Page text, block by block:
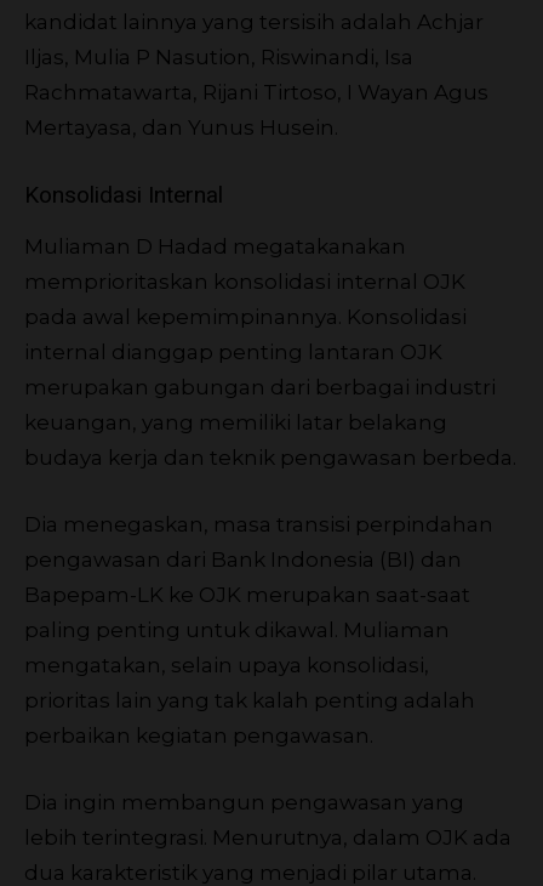
kandidat lainnya yang tersisih adalah Achjar
Iljas, Mulia P Nasution, Riswinandi, Isa
Rachmatawarta, Rijani Tirtoso, I Wayan Agus
Mertayasa, dan Yunus Husein.
Konsolidasi Internal
Muliaman D Hadad megatakanakan
memprioritaskan konsolidasi internal OJK
pada awal kepemimpinannya. Konsolidasi
internal dianggap penting lantaran OJK
merupakan gabungan dari berbagai industri
keuangan, yang memiliki latar belakang
budaya kerja dan teknik pengawasan berbeda.
Dia menegaskan, masa transisi perpindahan
pengawasan dari Bank Indonesia (BI) dan
Bapepam-LK ke OJK merupakan saat-saat
paling penting untuk dikawal. Muliaman
mengatakan, selain upaya konsolidasi,
prioritas lain yang tak kalah penting adalah
perbaikan kegiatan pengawasan.
Dia ingin membangun pengawasan yang
lebih terintegrasi. Menurutnya, dalam OJK ada
dua karakteristik yang menjadi pilar utama.